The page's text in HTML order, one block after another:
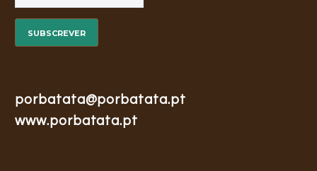
porbatata@porbatata.pt
www.porbatata.pt